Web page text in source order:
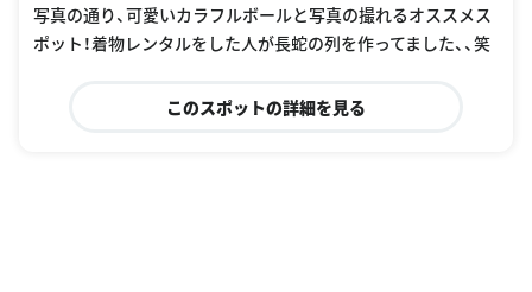
写真の通り、可愛いカラフルボールと写真の撮れるオススメス
ポット！着物レンタルをした人が長蛇の列を作ってました、、笑
このスポットの詳細を見る